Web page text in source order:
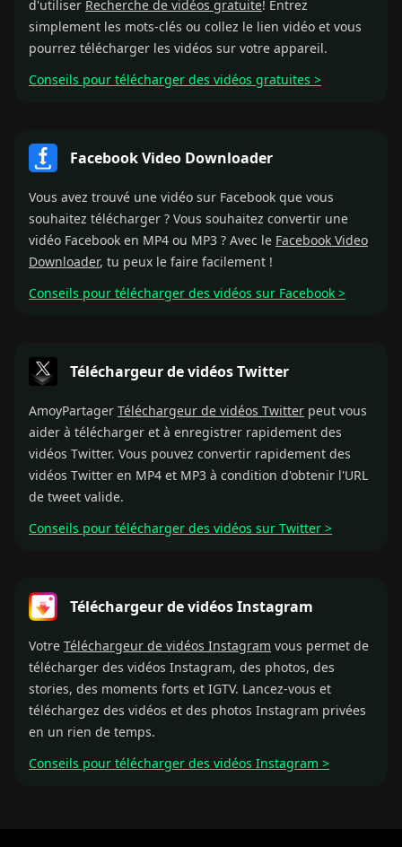
d'utiliser Recherche de vidéos gratuite! Entrez
simplement les mots-clés ou collez le lien vidéo et vous
pourrez télécharger les vidéos sur votre appareil.
Conseils pour télécharger des vidéos gratuites >
Facebook Video Downloader
Vous avez trouvé une vidéo sur Facebook que vous
souhaitez télécharger ? Vous souhaitez convertir une
vidéo Facebook en MP4 ou MP3 ? Avec le Facebook Video
Downloader, tu peux le faire facilement !
Conseils pour télécharger des vidéos sur Facebook >
Téléchargeur de vidéos Twitter
AmoyPartager Téléchargeur de vidéos Twitter peut vous
aider à télécharger et à enregistrer rapidement des
vidéos Twitter. Vous pouvez convertir rapidement des
vidéos Twitter en MP4 et MP3 à condition d'obtenir l'URL
de tweet valide.
Conseils pour télécharger des vidéos sur Twitter >
Téléchargeur de vidéos Instagram
Votre Téléchargeur de vidéos Instagram vous permet de
télécharger des vidéos Instagram, des photos, des
stories, des moments forts et IGTV. Lancez-vous et
téléchargez des vidéos et des photos Instagram privées
en un rien de temps.
Conseils pour télécharger des vidéos Instagram >